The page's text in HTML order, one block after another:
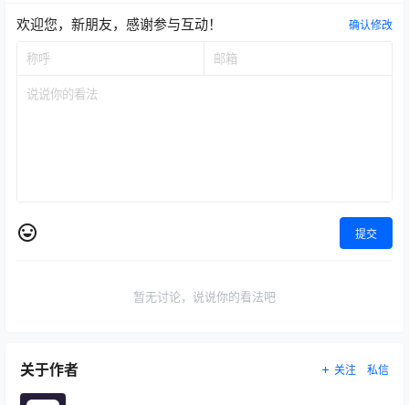
欢迎您，新朋友，感谢参与互动！ 确认修改
提交
暂无讨论，说说你的看法吧
关于作者 关注 私信